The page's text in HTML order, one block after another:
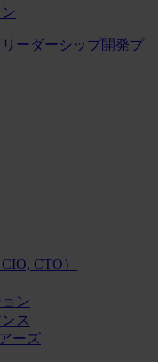
ーダーシップ開発プ
CTO）
ン
ス
ーズ